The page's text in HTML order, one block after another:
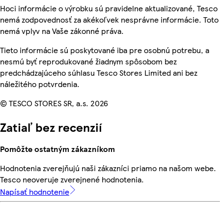
Hoci informácie o výrobku sú pravidelne aktualizované, Tesco
nemá zodpovednosť za akékoľvek nesprávne informácie. Toto
nemá vplyv na Vaše zákonné práva.
Tieto informácie sú poskytované iba pre osobnú potrebu, a
nesmú byť reprodukované žiadnym spôsobom bez
predchádzajúceho súhlasu Tesco Stores Limited ani bez
náležitého potvrdenia.
© TESCO STORES SR, a.s. 2026
Zatiaľ bez recenzií
Pomôžte ostatným zákazníkom
Hodnotenia zverejňujú naši zákazníci priamo na našom webe.
Tesco neoveruje zverejnené hodnotenia.
Napísať hodnotenie